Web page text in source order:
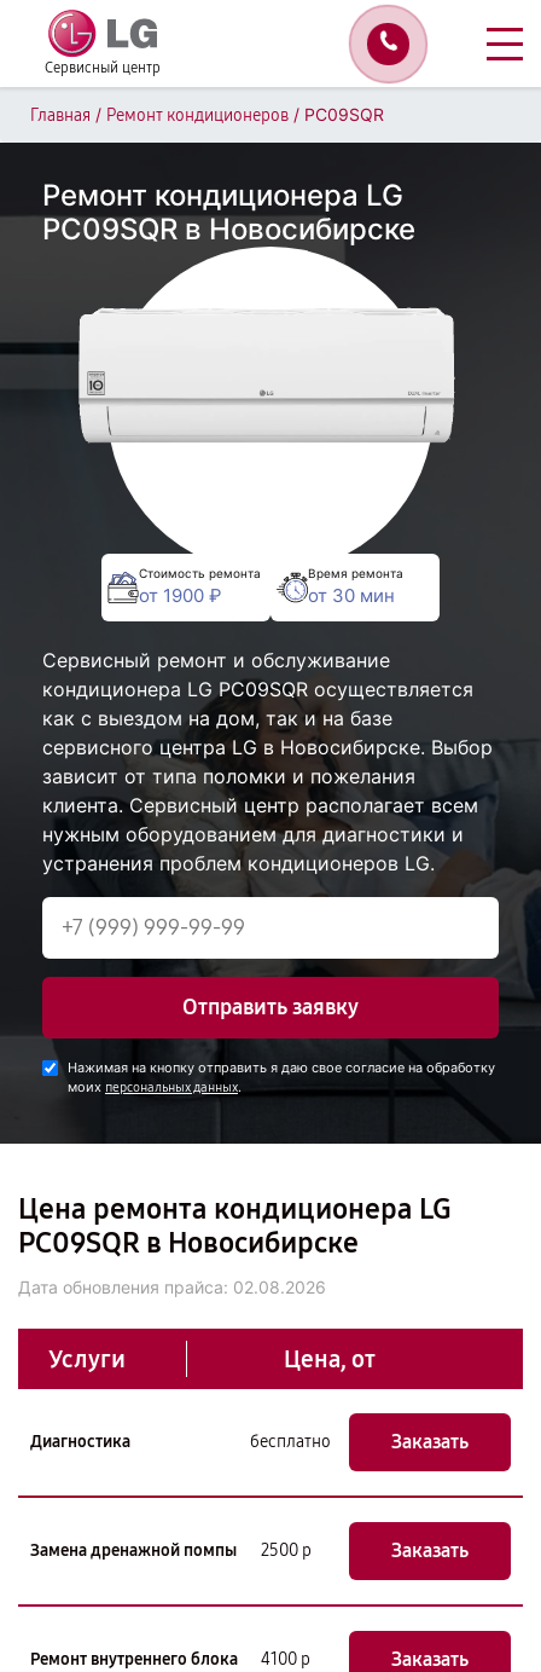
Сервисный центр
Главная / Ремонт кондиционеров / PC09SQR
Ремонт кондиционера LG
PC09SQR в Новосибирске
Стоимость ремонта
от 1900 ₽
Время ремонта
от 30 мин
Сервисный ремонт и обслуживание
кондиционера LG PC09SQR осуществляется
как с выездом на дом, так и на базе
сервисного центра LG в Новосибирске. Выбор
зависит от типа поломки и пожелания
клиента. Сервисный центр располагает всем
нужным оборудованием для диагностики и
устранения проблем кондиционеров LG.
Отправить заявку
Нажимая на кнопку отправить я даю свое согласие на обработку
моих персональных данных.
Цена ремонта кондиционера LG
PC09SQR в Новосибирске
Дата обновления прайса: 02.08.2026
Услуги Цена, от
Диагностика бесплатно Заказать
Замена дренажной помпы 2500 р Заказать
Ремонт внутреннего блока 4100 р Заказать